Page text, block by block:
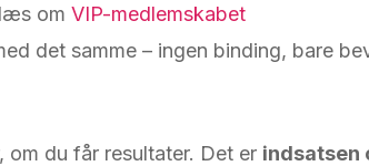
om VIP-medlemskabet
det samme – ingen binding, bare
om du får resultater. Det er indsatsen